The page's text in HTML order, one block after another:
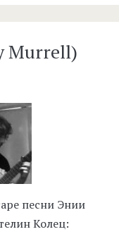
Murrell)
песни Энии
Колец: